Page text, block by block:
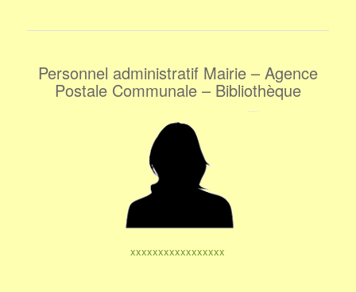
Personnel administratif Mairie – Agence
Postale Communale – Bibliothèque
xxxxxxxxxxxxxxxxx